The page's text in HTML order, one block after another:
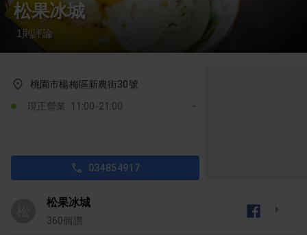
松果冰城
· 1 則評論
桃園市楊梅區新農街30號
現正營業: 11:00-21:00
034854917
松果冰城
360個讚